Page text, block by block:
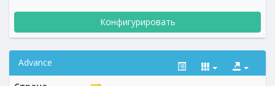
Конфигурировать
Advance